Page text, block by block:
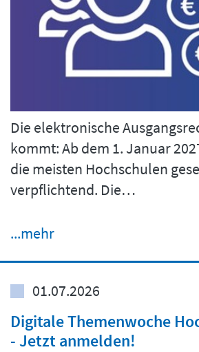
Die elektronische
kommt: Ab dem 1. Januar
die meisten Hochschulen
verpflichtend. Die…
...mehr
01.07.2026
Digitale Themenwoche
- Jetzt anmelden!